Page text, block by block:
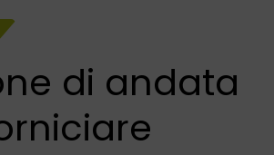
di andata